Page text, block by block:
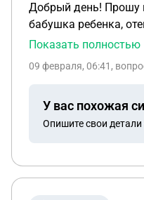
Добрый день! Прошу проконсультировать по следующему вопросу: ребенку в марте 2026года исполняется 18 лет. Мать умерла, законным опекуном является
бабушка ребенка, отец платит
обучения- 2028 год. Возможно ли добиться от отца ребенка уплаты алиментов после 18 лет на период учебы? Как это сделать? Добровольно отец ребенка
Показать полностью
09 февраля, 06:41 ,
У вас похожая
Опишите свои